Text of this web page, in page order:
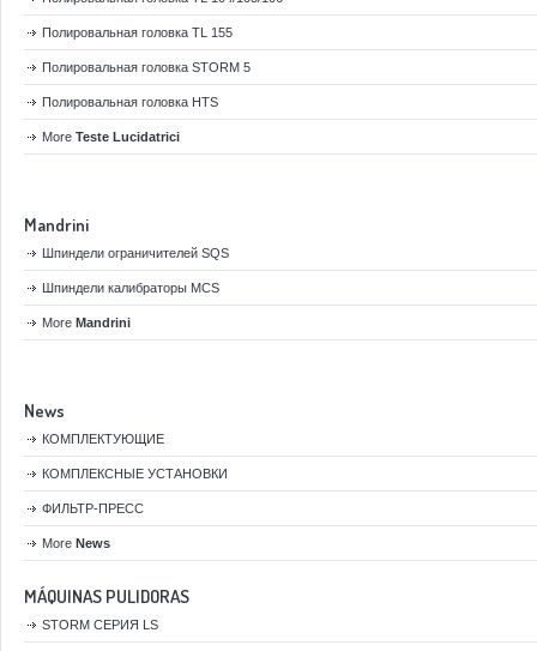
Полировальная головка TL 155
Полировальная головка STORM 5
Полировальная головка HTS
More Teste Lucidatrici
Mandrini
Шпиндели ограничителей SQS
Шпиндели калибраторы MCS
More Mandrini
News
КОМПЛЕКТУЮЩИЕ
КОМПЛЕКСНЫЕ УСТАНОВКИ
ФИЛЬТР-ПРЕСС
More News
MÁQUINAS PULIDORAS
STORM СЕРИЯ LS